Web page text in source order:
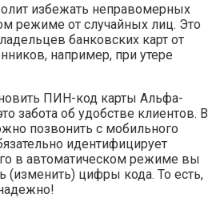
избежать неправомерных
режиме от случайных лиц. Это
банковских карт от
например, при утере
ПИН-код карты Альфа-
забота об удобстве клиентов. В
позвонить с мобильного
идентифицирует
в автоматическом режиме вы
(изменить) цифры кода. То есть,